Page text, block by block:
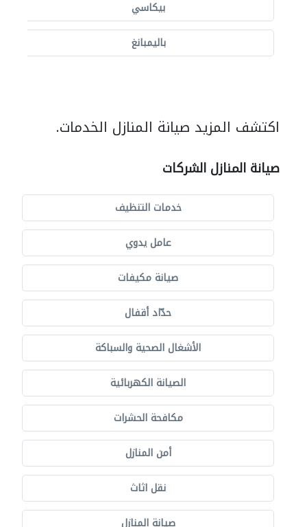
بيكاسي
باليمبانغ
اكتشف المزيد صيانة المنازل الخدمات.
صيانة المنازل الشركات
خدمات التنظيف
عامل يدوي
صيانة مكيفات
حدّاد أقفال
الأشغال الصحية والسباكة
الصيانة الكهربائية
مكافحة الحشرات
أمن المنازل
نقل اثاث
صيانة المنازل